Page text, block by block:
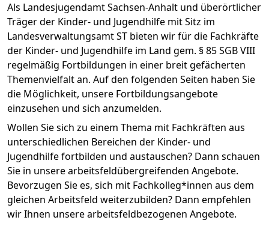
Als Landesjugendamt Sachsen-Anhalt und überörtlicher
Träger der Kinder- und Jugendhilfe mit Sitz im
Landesverwaltungsamt ST bieten wir für die Fachkräfte
der Kinder- und Jugendhilfe im Land gem. § 85 SGB VIII
regelmäßig Fortbildungen in einer breit gefächerten
Themenvielfalt an. Auf den folgenden Seiten haben Sie
die Möglichkeit, unsere Fortbildungsangebote
einzusehen und sich anzumelden.
Wollen Sie sich zu einem Thema mit Fachkräften aus
unterschiedlichen Bereichen der Kinder- und
Jugendhilfe fortbilden und austauschen? Dann schauen
Sie in unsere arbeitsfeldübergreifenden Angebote.
Bevorzugen Sie es, sich mit Fachkolleg*innen aus dem
gleichen Arbeitsfeld weiterzubilden? Dann empfehlen
wir Ihnen unsere arbeitsfeldbezogenen Angebote.